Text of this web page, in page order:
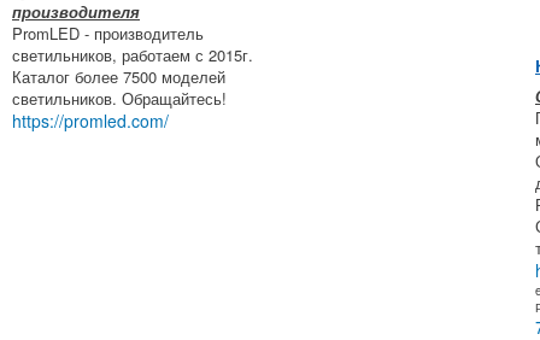
производителя
PromLED - производитель
светильников, работаем с 2015г.
Каталог более 7500 моделей
светильников. Обращайтесь!
https://promled.com/